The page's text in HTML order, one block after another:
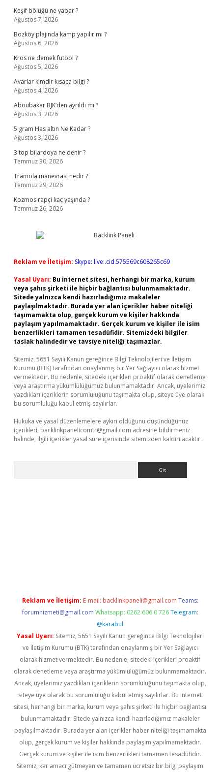
Keşif bölüğü ne yapar ?
Ağustos 7, 2026
Bozköy plajında kamp yapılır mı ?
Ağustos 6, 2026
Kros ne demek futbol ?
Ağustos 5, 2026
Avarlar kimdir kısaca bilgi ?
Ağustos 4, 2026
Aboubakar BJK’den ayrıldı mı ?
Ağustos 3, 2026
5 gram Has altın Ne Kadar ?
Ağustos 3, 2026
3 top bilardoya ne denir ?
Temmuz 30, 2026
Tramola manevrası nedir ?
Temmuz 29, 2026
Kozmos rapçi kaç yaşında ?
Temmuz 26, 2026
Reklam ve İletişim: Skype: live:.cid.575569c608265c69
Yasal Uyarı: Bu internet sitesi, herhangi bir marka, kurum
veya şahıs şirketi ile hiçbir bağlantısı bulunmamaktadır.
Sitede yalnızca kendi hazırladığımız makaleler
paylaşılmaktadır. Burada yer alan içerikler haber niteliği
taşımamakta olup, gerçek kurum ve kişiler hakkında
paylaşım yapılmamaktadır. Gerçek kurum ve kişiler ile isim
benzerlikleri tamamen tesadüfidir. Sitemizdeki bilgiler
taslak halindedir ve tavsiye niteliği taşımazlar.
Sitemiz, 5651 Sayılı Kanun gereğince Bilgi Teknolojileri ve İletişim
Kurumu (BTK) tarafından onaylanmış bir Yer Sağlayıcı olarak hizmet
vermektedir. Bu nedenle, sitedeki içerikleri proaktif olarak denetleme
veya araştırma yükümlülüğümüz bulunmamaktadır. Ancak, üyelerimiz
yazdıkları içeriklerin sorumluluğunu taşımakta olup, siteye üye olarak
bu sorumluluğu kabul etmiş sayılırlar.
Hukuka ve yasal düzenlemelere aykırı olduğunu düşündüğünüz
içerikleri, backlinkpanelicomtr@gmail.com adresine bildirmeniz
halinde, ilgili içerikler yasal süre içerisinde sitemizden kaldırılacaktır.
Reklam ve İletişim: E-mail: backlinkpaneli@gmail.com Teams:
forumhizmeti@gmail.com Whatsapp: 0262 606 0 726 Telegram:
@karabul
Yasal Uyarı: Sitemiz, 5651 Sayılı Kanun gereğince Bilgi Teknolojileri
ve İletişim Kurumu (BTK) tarafından onaylanmış bir Yer Sağlayıcı
olarak hizmet vermektedir. Bu nedenle, sitedeki içerikleri proaktif
olarak denetleme veya araştırma yükümlülüğümüz bulunmamaktadır.
Ancak, üyelerimiz yazdıkları içeriklerin sorumluluğunu taşımakta olup,
siteye üye olarak bu sorumluluğu kabul etmiş sayılırlar. Bu internet
sitesi, herhangi bir marka, kurum veya şahıs şirketi ile hiçbir bağlantısı
bulunmamaktadır. Sitede yalnızca kendi hazırladığımız makaleler
paylaşılmaktadır. Burada yer alan içerikler haber niteliği taşımamakta
olup, gerçek kurum ve kişiler hakkında paylaşım yapılmamaktadır.
Gerçek kurum ve kişiler ile isim benzerlikleri tamamen tesadüfidir.
Sitemiz, kar amacı gütmeyen ve tamamen ücretsiz bir bilgi paylaşım